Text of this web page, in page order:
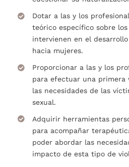
Dotar a las y los
teórico específico sobre
intervienen en el
hacia mujeres.
Proporcionar a las y los
para efectuar una primera
las necesidades de las
sexual.
Adquirir herramientas
para acompañar
poder abordar las
impacto de esta tipo de